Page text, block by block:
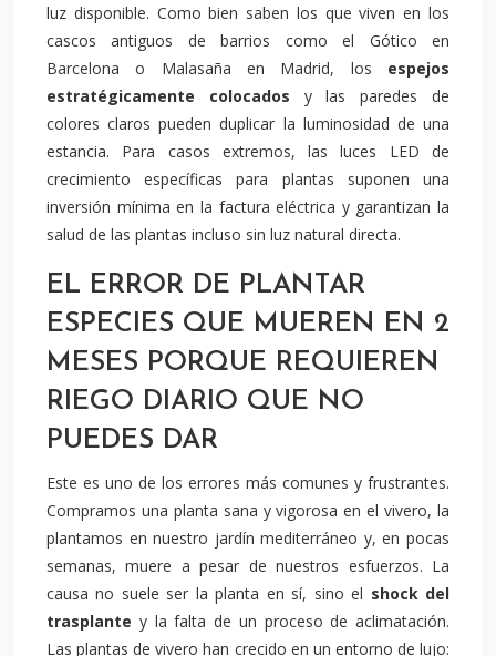
luz disponible. Como bien saben los que viven en los
cascos antiguos de barrios como el Gótico en
Barcelona o Malasaña en Madrid, los espejos
estratégicamente colocados y las paredes de
colores claros pueden duplicar la luminosidad de una
estancia. Para casos extremos, las luces LED de
crecimiento específicas para plantas suponen una
inversión mínima en la factura eléctrica y garantizan la
salud de las plantas incluso sin luz natural directa.
EL ERROR DE PLANTAR
ESPECIES QUE MUEREN EN 2
MESES PORQUE REQUIEREN
RIEGO DIARIO QUE NO
PUEDES DAR
Este es uno de los errores más comunes y frustrantes.
Compramos una planta sana y vigorosa en el vivero, la
plantamos en nuestro jardín mediterráneo y, en pocas
semanas, muere a pesar de nuestros esfuerzos. La
causa no suele ser la planta en sí, sino el shock del
trasplante y la falta de un proceso de aclimatación.
Las plantas de vivero han crecido en un entorno de lujo: